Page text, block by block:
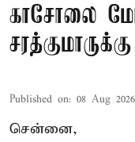
காசோலை
Published on: 08 Aug
சென்னை,